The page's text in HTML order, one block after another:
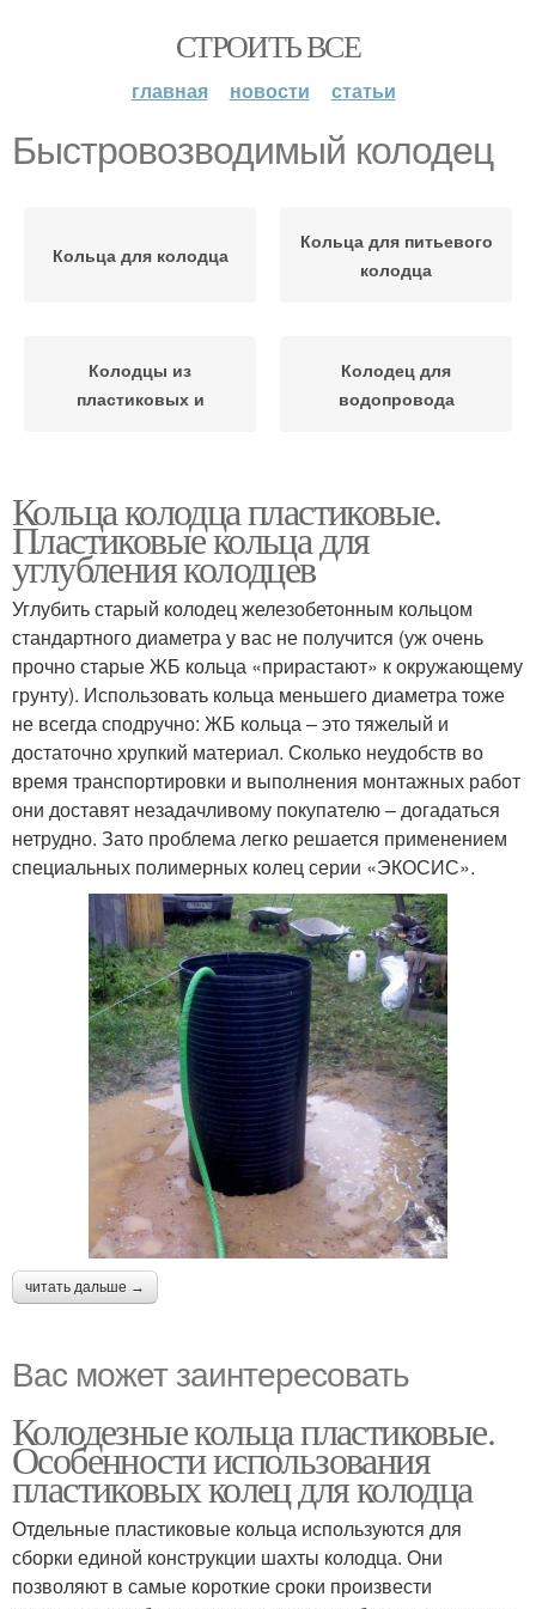
СТРОИТЬ ВСЕ
главная новости статьи
Быстровозводимый колодец
Кольца для колодца
Кольца для питьевого
колодца
Колодцы из
пластиковых и
Колодец для
водопровода
Кольца колодца пластиковые.
Пластиковые кольца для
углубления колодцев
Углубить старый колодец железобетонным кольцом
стандартного диаметра у вас не получится (уж очень
прочно старые ЖБ кольца «прирастают» к окружающему
грунту). Использовать кольца меньшего диаметра тоже
не всегда сподручно: ЖБ кольца – это тяжелый и
достаточно хрупкий материал. Сколько неудобств во
время транспортировки и выполнения монтажных работ
они доставят незадачливому покупателю – догадаться
нетрудно. Зато проблема легко решается применением
специальных полимерных колец серии «ЭКОСИС».
читать дальше →
Вас может заинтересовать
Колодезные кольца пластиковые.
Особенности использования
пластиковых колец для колодца
Отдельные пластиковые кольца используются для
сборки единой конструкции шахты колодца. Они
позволяют в самые короткие сроки произвести